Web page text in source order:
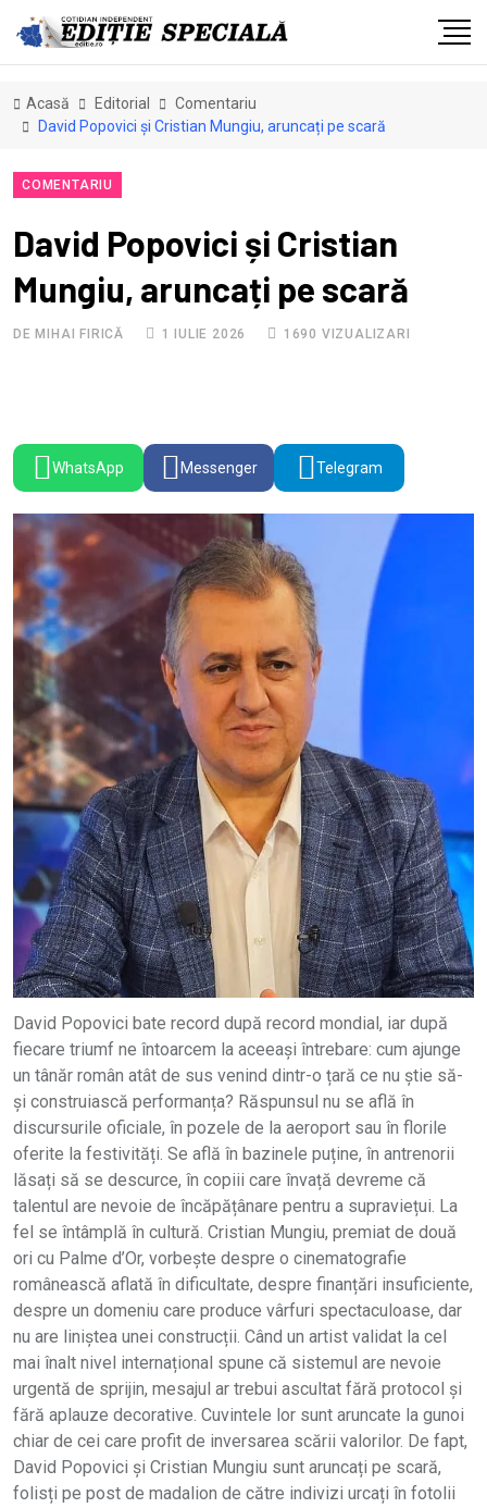
Acasă Editorial
Comentariu
David Popovici și Cristian Mungiu, aruncați pe scară
COMENTARIU
David Popovici și Cristian
Mungiu, aruncați pe scară
DE MIHAI FIRICĂ 1 IULIE 2026 1690 VIZUALIZARI
WhatsApp Messenger Telegram
David Popovici bate record după record mondial, iar după
fiecare triumf ne întoarcem la aceeași întrebare: cum ajunge
un tânăr român atât de sus venind dintr-o țară ce nu știe să-
și construiască performanța? Răspunsul nu se află în
discursurile oficiale, în pozele de la aeroport sau în florile
oferite la festivități. Se află în bazinele puține, în antrenorii
lăsați să se descurce, în copiii care învață devreme că
talentul are nevoie de încăpățânare pentru a supraviețui. La
fel se întâmplă în cultură. Cristian Mungiu, premiat de două
ori cu Palme d’Or, vorbește despre o cinematografie
românească aflată în dificultate, despre finanțări insuficiente,
despre un domeniu care produce vârfuri spectaculoase, dar
nu are liniștea unei construcții. Când un artist validat la cel
mai înalt nivel internațional spune că sistemul are nevoie
urgentă de sprijin, mesajul ar trebui ascultat fără protocol și
fără aplauze decorative. Cuvintele lor sunt aruncate la gunoi
chiar de cei care profit de inversarea scării valorilor. De fapt,
David Popovici și Cristian Mungiu sunt aruncați pe scară,
folisți pe post de madalion de către indivizi urcați în fotolii